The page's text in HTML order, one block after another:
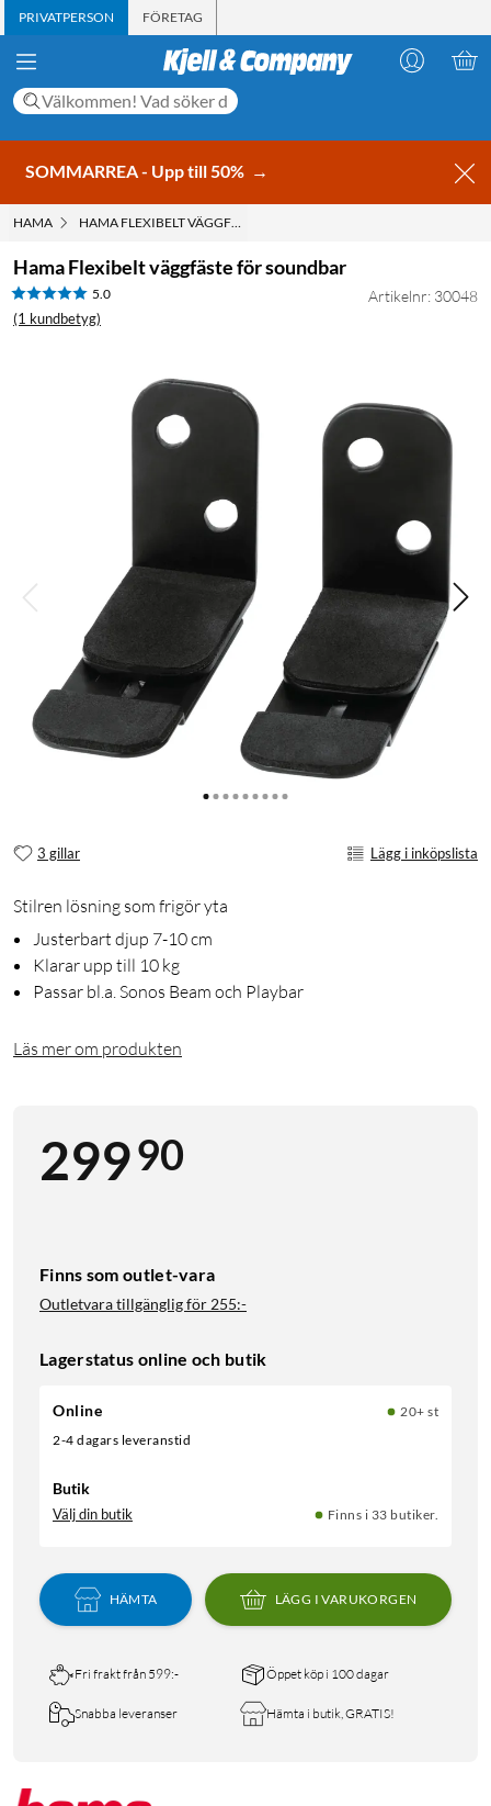
PRIVATPERSON FÖRETAG
SOMMARREA - Upp till 50% →
HAMA HAMA FLEXIBELT VÄGGFÄSTE FÖR SOUNDBAR
Hama Flexibelt väggfäste för soundbar
5.0
(1 kundbetyg)
Artikelnr: 30048
3 gillar Lägg i inköpslista
Stilren lösning som frigör yta
Justerbart djup 7-10 cm
Klarar upp till 10 kg
Passar bl.a. Sonos Beam och Playbar
Läs mer om produkten
29990
Finns som outlet-vara
Outletvara tillgänglig för255:-
Lagerstatus online och butik
Online
20+ st
2-4 dagars leveranstid
Butik
Välj din butik Finns i 33 butiker.
HÄMTA LÄGG I VARUKORGEN
Fri frakt från 599:- Öppet köp i 100 dagar
Snabba leveranser Hämta i butik, GRATIS!